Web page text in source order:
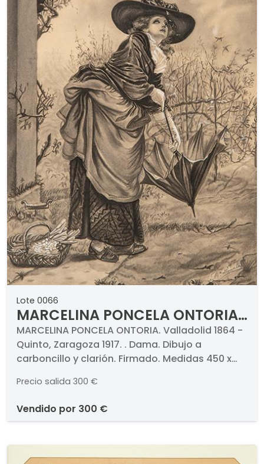
Lote 0066
MARCELINA PONCELA ONTORIA
- Dama
MARCELINA PONCELA ONTORIA. Valladolid 1864 -
Quinto, Zaragoza 1917. . Dama. Dibujo a
carboncillo y clarión. Firmado. Medidas 450 x
Precio salida 300 €
vendido por 300 €